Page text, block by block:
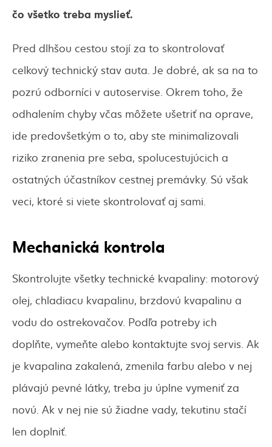
čo všetko treba myslieť.
Pred dlhšou cestou stojí za to skontrolovať
celkový technický stav auta. Je dobré, ak sa na to
pozrú odborníci v autoservise. Okrem toho, že
odhalením chyby včas môžete ušetriť na oprave,
ide predovšetkým o to, aby ste minimalizovali
riziko zranenia pre seba, spolucestujúcich a
ostatných účastníkov cestnej premávky. Sú však
veci, ktoré si viete skontrolovať aj sami.
Mechanická kontrola
Skontrolujte všetky technické kvapaliny: motorový
olej, chladiacu kvapalinu, brzdovú kvapalinu a
vodu do ostrekovačov. Podľa potreby ich
doplňte, vymeňte alebo kontaktujte svoj servis. Ak
je kvapalina zakalená, zmenila farbu alebo v nej
plávajú pevné látky, treba ju úplne vymeniť za
novú. Ak v nej nie sú žiadne vady, tekutinu stačí
len doplniť.